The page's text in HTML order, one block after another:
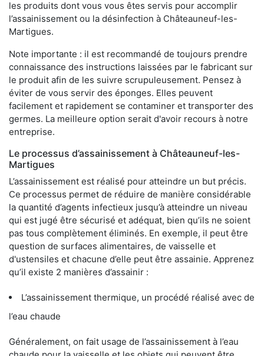
les produits dont vous vous êtes servis pour accomplir
l’assainissement ou la désinfection à Châteauneuf-les-
Martigues.
Note importante : il est recommandé de toujours prendre
connaissance des instructions laissées par le fabricant sur
le produit afin de les suivre scrupuleusement. Pensez à
éviter de vous servir des éponges. Elles peuvent
facilement et rapidement se contaminer et transporter des
germes. La meilleure option serait d'avoir recours à notre
entreprise.
Le processus d’assainissement à Châteauneuf-les-
Martigues
L’assainissement est réalisé pour atteindre un but précis.
Ce processus permet de réduire de manière considérable
la quantité d’agents infectieux jusqu’à atteindre un niveau
qui est jugé être sécurisé et adéquat, bien qu’ils ne soient
pas tous complètement éliminés. En exemple, il peut être
question de surfaces alimentaires, de vaisselle et
d'ustensiles et chacune d’elle peut être assainie. Apprenez
qu’il existe 2 manières d’assainir :
L’assainissement thermique, un procédé réalisé avec de
l’eau chaude
Généralement, on fait usage de l’assainissement à l’eau